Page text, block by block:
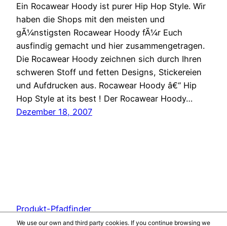
Ein Rocawear Hoody ist purer Hip Hop Style. Wir
haben die Shops mit den meisten und
gÃ¼nstigsten Rocawear Hoody fÃ¼r Euch
ausfindig gemacht und hier zusammengetragen.
Die Rocawear Hoody zeichnen sich durch Ihren
schweren Stoff und fetten Designs, Stickereien
und Aufdrucken aus. Rocawear Hoody â€“ Hip
Hop Style at its best ! Der Rocawear Hoody…
Dezember 18, 2007
Produkt-Pfadfinder
We use our own and third party cookies. If you continue browsing we